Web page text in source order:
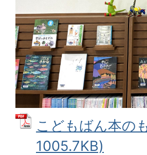
こどもばん本の
1005.7KB)